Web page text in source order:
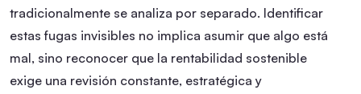
tradicionalmente se analiza por separado. Identificar
estas fugas invisibles no implica asumir que algo está
mal, sino reconocer que la rentabilidad sostenible
exige una revisión constante, estratégica y